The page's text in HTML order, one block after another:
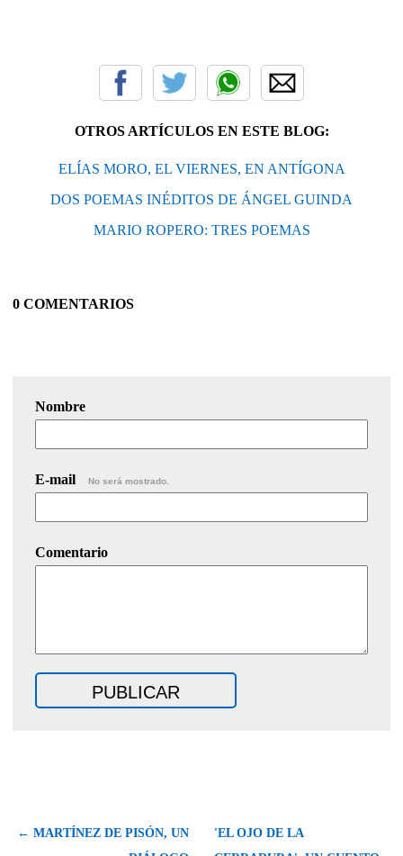
OTROS ARTÍCULOS EN ESTE BLOG:
ELÍAS MORO, EL VIERNES, EN ANTÍGONA
DOS POEMAS INÉDITOS DE ÁNGEL GUINDA
MARIO ROPERO: TRES POEMAS
0 COMENTARIOS
Nombre
E-mail No será mostrado.
Comentario
← MARTÍNEZ DE PISÓN, UN
'EL OJO DE LA